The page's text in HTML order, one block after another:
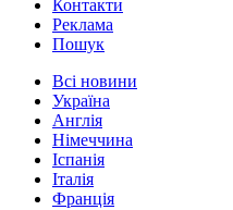
Контакти
Реклама
Пошук
Всі новини
Україна
Англія
Німеччина
Іспанія
Італія
Франція